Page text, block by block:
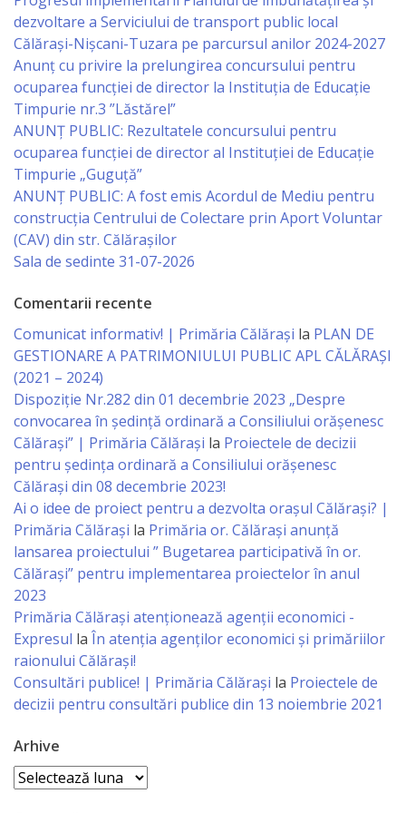
Specialist
în
Construcţii,
Gospodărie
Comunală
şi
Drumuri
în
Problemele
Antreprenoriat,
Business
şi
Comerţ
Specialist
în
Problemele
Tineretului
şi
Sportului
pentru
Planificare,
dezvoltare a Serviciului de transport public local
Călărași-Nișcani-Tuzara pe parcursul anilor 2024-2027
Anunț cu privire la prelungirea concursului pentru
ocuparea funcţiei de director la Instituția de Educație
Timpurie nr.3 ”Lăstărel”
ANUNȚ PUBLIC: Rezultatele concursului pentru
ocuparea funcției de director al Instituției de Educație
Timpurie „Guguță”
ANUNȚ PUBLIC: A fost emis Acordul de Mediu pentru
construcția Centrului de Colectare prin Aport Voluntar
(CAV) din str. Călărașilor
Sala de sedinte 31-07-2026
Comentarii recente
Comunicat informativ! | Primăria Călărași la PLAN DE
GESTIONARE A PATRIMONIULUI PUBLIC APL CĂLĂRAȘI
(2021 – 2024)
Dispoziție Nr.282 din 01 decembrie 2023 „Despre
convocarea în ședință ordinară a Consiliului orășenesc
Călărași” | Primăria Călărași la Proiectele de decizii
pentru ședința ordinară a Consiliului orășenesc
Călărași din 08 decembrie 2023!
Ai o idee de proiect pentru a dezvolta orașul Călărași? |
Primăria Călărași la Primăria or. Călărași anunță
lansarea proiectului ” Bugetarea participativă în or.
Călărași” pentru implementarea proiectelor în anul
2023
Primăria Călăraşi atenţionează agenţii economici -
Expresul la În atenția agenților economici și primăriilor
raionului Călărași!
Consultări publice! | Primăria Călărași la Proiectele de
decizii pentru consultări publice din 13 noiembrie 2021
Arhive
Arhive